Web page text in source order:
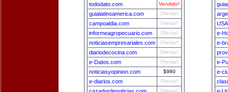
tododato.com Vendido!
guialatinoamerica.com Ofertar!
campoaldia.com Ofertar!
informeagropecuario.com Ofertar!
noticiasempresariales.com Ofertar!
diariodecocina.com Ofertar!
e-Datos.com Ofertar!
noticiasyopinion.com $980
e-diarios.com Ofertar!
Ofertar!
e-
e-
e-
e-